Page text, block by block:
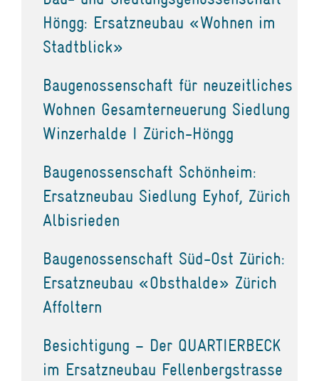
Höngg: Ersatzneubau «Wohnen im
Stadtblick»
Baugenossenschaft für neuzeitliches
Wohnen Gesamterneuerung Siedlung
Winzerhalde I Zürich-Höngg
Baugenossenschaft Schönheim:
Ersatzneubau Siedlung Eyhof, Zürich
Albisrieden
Baugenossenschaft Süd-Ost Zürich:
Ersatzneubau «Obsthalde» Zürich
Affoltern
Besichtigung – Der QUARTIERBECK
im Ersatzneubau Fellenbergstrasse